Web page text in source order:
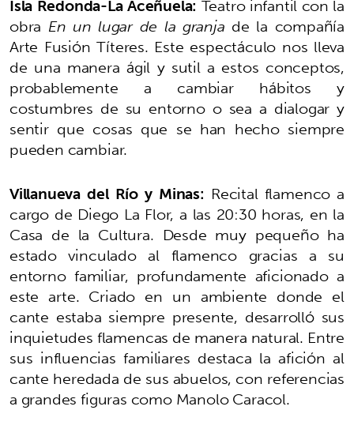
Isla Redonda-La Aceñuela: Teatro infantil con la
obra En un lugar de la granja de la compañía
Arte Fusión Títeres. Este espectáculo nos lleva
de una manera ágil y sutil a estos conceptos,
probablemente a cambiar hábitos y
costumbres de su entorno o sea a dialogar y
sentir que cosas que se han hecho siempre
pueden cambiar.
Villanueva del Río y Minas: Recital flamenco a
cargo de Diego La Flor, a las 20:30 horas, en la
Casa de la Cultura. Desde muy pequeño ha
estado vinculado al flamenco gracias a su
entorno familiar, profundamente aficionado a
este arte. Criado en un ambiente donde el
cante estaba siempre presente, desarrolló sus
inquietudes flamencas de manera natural. Entre
sus influencias familiares destaca la afición al
cante heredada de sus abuelos, con referencias
a grandes figuras como Manolo Caracol.